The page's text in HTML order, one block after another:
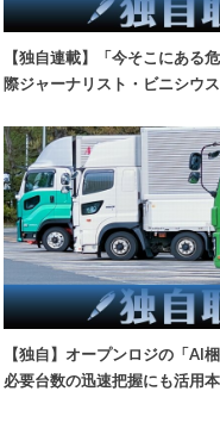
【独自連載】「今そこにあ
際ジャーナリスト・ビニシウ
【独自】オープンロジの「AI
必要台数の迅速把握にも活用